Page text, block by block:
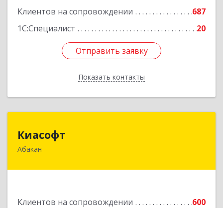
Клиентов на сопровождении
687
1С:Специалист
20
Отправить заявку
Показать контакты
Отправить заявку
Назад
Киасофт
Абакан
Клиентов на сопровождении
600
655017, Хакасия Респ, Абакан г, Ивана Ярыгина